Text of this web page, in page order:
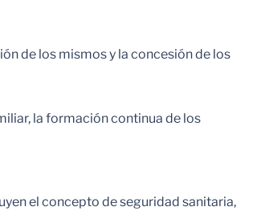
de los mismos y la concesión de los
la formación continua de los
el concepto de seguridad sanitaria,